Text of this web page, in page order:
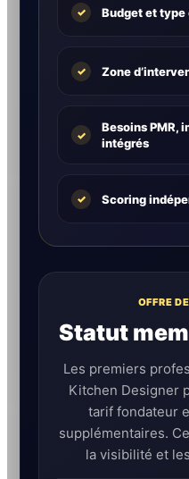
✓ Budget et
✓ Zone
✓
Besoins PMR,
intégrés
✓ Scoring
OFFRE
Statut
Les premiers
Kitchen Designer
tarif fondateur
supplémentaires.
la visibilité et